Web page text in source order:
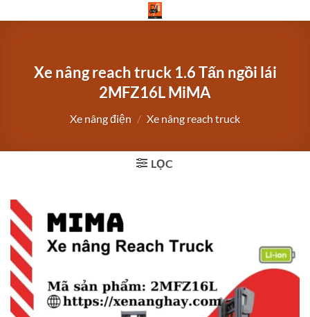
qua
Xe nâng reach truck 1.6 Tấn ngồi lái
2MFZ16L MiMA
Xe nâng điện / Xe nâng reach truck
LỌC